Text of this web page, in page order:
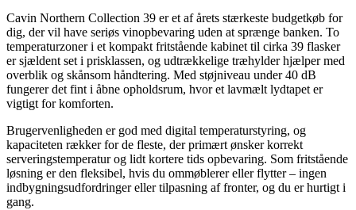
Cavin Northern Collection 39 er et af årets stærkeste budgetkøb for
dig, der vil have seriøs vinopbevaring uden at sprænge banken. To
temperaturzoner i et kompakt fritstående kabinet til cirka 39 flasker
er sjældent set i prisklassen, og udtrækkelige træhylder hjælper med
overblik og skånsom håndtering. Med støjniveau under 40 dB
fungerer det fint i åbne opholdsrum, hvor et lavmælt lydtapet er
vigtigt for komforten.
Brugervenligheden er god med digital temperaturstyring, og
kapaciteten rækker for de fleste, der primært ønsker korrekt
serveringstemperatur og lidt kortere tids opbevaring. Som fritstående
løsning er den fleksibel, hvis du ommøblerer eller flytter – ingen
indbygningsudfordringer eller tilpasning af fronter, og du er hurtigt i
gang.